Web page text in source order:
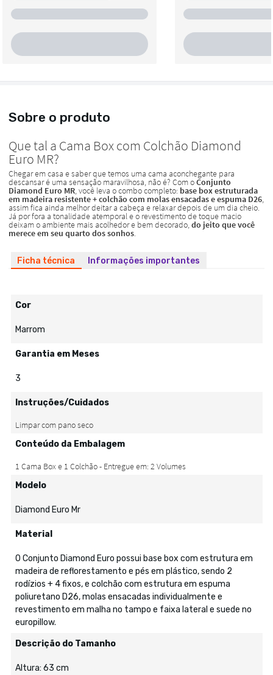
Sobre o produto
Ficha técnica Informações importantes
Cor
Marrom
Garantia em Meses
3
Instruções/Cuidados
Conteúdo da Embalagem
Modelo
Diamond Euro Mr
Material
O Conjunto Diamond Euro possui base box com estrutura em
madeira de reflorestamento e pés em plástico, sendo 2
rodízios + 4 fixos, e colchão com estrutura em espuma
poliuretano D26, molas ensacadas individualmente e
revestimento em malha no tampo e faixa lateral e suede no
europillow.
Descrição do Tamanho
Altura: 63 cm